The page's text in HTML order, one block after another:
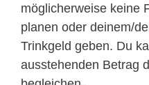
möglicherweise keine
planen oder deinem/
Trinkgeld geben. Du
ausstehenden Betrag